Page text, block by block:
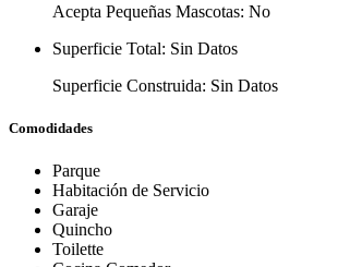
Acepta Pequeñas Mascotas: No
Superficie Total: Sin Datos
Superficie Construida: Sin Datos
Comodidades
Parque
Habitación de Servicio
Garaje
Quincho
Toilette